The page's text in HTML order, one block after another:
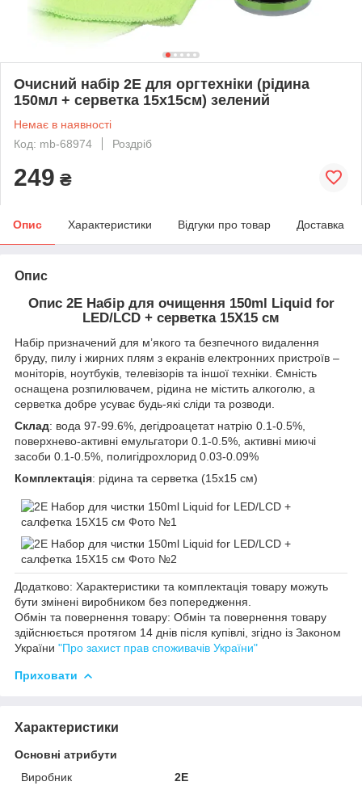
Очисний набір 2E для оргтехніки (рідина
150мл + серветка 15x15см) зелений
Немає в наявності
Код: mb-68974
Роздріб
249 ₴
Опис Характеристики Відгуки про товар Доставка
Опис
Опис 2E Набір для очищення 150ml Liquid for
LED/LCD + серветка 15X15 см
Набір призначений для м’якого та безпечного видалення
бруду, пилу і жирних плям з екранів електронних пристроїв –
моніторів, ноутбуків, телевізорів та іншої техніки. Ємність
оснащена розпилювачем, рідина не містить алкоголю, а
серветка добре усуває будь-які сліди та розводи.
Склад: вода 97-99.6%, дегідроацетат натрію 0.1-0.5%,
поверхнево-активні емульгатори 0.1-0.5%, активні миючі
засоби 0.1-0.5%, полигідрохлорид 0.03-0.09%
Комплектація: рідина та серветка (15x15 см)
Додатково: Характеристики та комплектація товару можуть
бути змінені виробником без попередження.
Обмін та повернення товару: Обмін та повернення товару
здійснюється протягом 14 днів після купівлі, згідно із Законом
України "Про захист прав споживачів України"
Приховати
Характеристики
Основні атрибути
Виробник
2E